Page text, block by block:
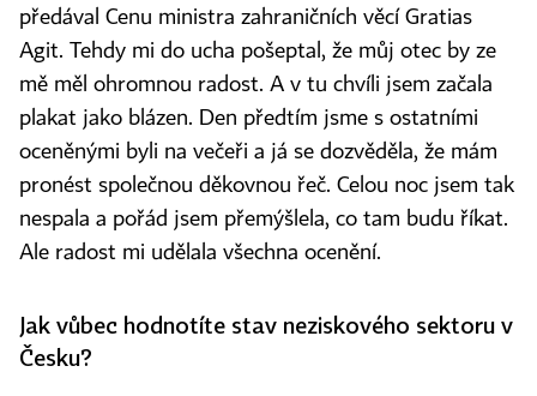
předával Cenu ministra zahraničních věcí Gratias
Agit. Tehdy mi do ucha pošeptal, že můj otec by ze
mě měl ohromnou radost. A v tu chvíli jsem začala
plakat jako blázen. Den předtím jsme s ostatními
oceněnými byli na večeři a já se dozvěděla, že mám
pronést společnou děkovnou řeč. Celou noc jsem tak
nespala a pořád jsem přemýšlela, co tam budu říkat.
Ale radost mi udělala všechna ocenění.
Jak vůbec hodnotíte stav neziskového sektoru v
Česku?